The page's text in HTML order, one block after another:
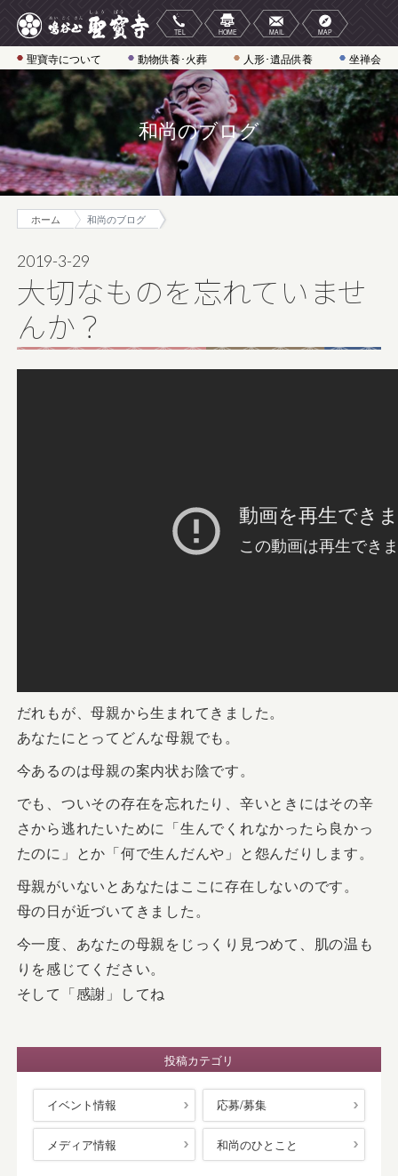
聖寶寺について 動物供養･火葬 人形･遺品供養 坐禅会
和尚のブログ
ホーム 和尚のブログ
2019-3-29
大切なものを忘れていませ
んか？
だれもが、母親から生まれてきました。
あなたにとってどんな母親でも。
今あるのは母親の案内状お陰です。
でも、ついその存在を忘れたり、辛いときにはその辛
さから逃れたいために「生んでくれなかったら良かっ
たのに」とか「何で生んだんや」と怨んだりします。
母親がいないとあなたはここに存在しないのです。
母の日が近づいてきました。
今一度、あなたの母親をじっくり見つめて、肌の温も
りを感じてください。
そして「感謝」してね
投稿カテゴリ
イベント情報 応募/募集
メディア情報 和尚のひとこと